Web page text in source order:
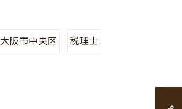
大阪市中央区 税理士